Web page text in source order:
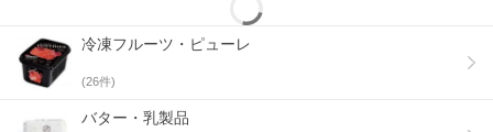
冷凍フルーツ・ピューレ
(26件)
バター・乳製品